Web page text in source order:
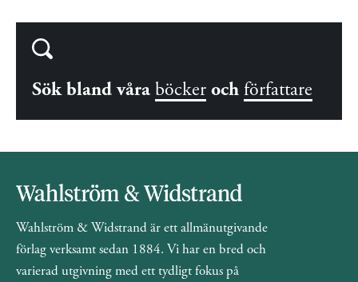
Sök bland våra böcker och författare
Wahlström & Widstrand är ett allmänutgivande
förlag verksamt sedan 1884. Vi har en bred och
varierad utgivning med ett tydligt fokus på